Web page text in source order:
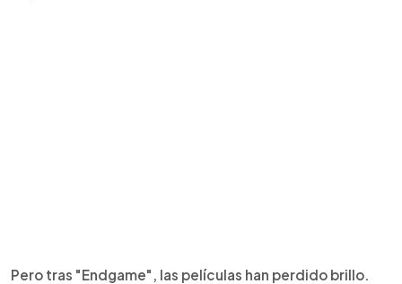
Pero tras "Endgame", las películas han perdido brillo.